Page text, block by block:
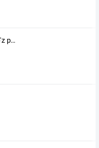
Clin d'oeil, Hecto'z philD.